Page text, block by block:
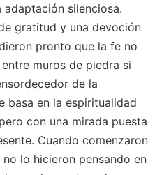
silenciosa.
gratitud y una devoción
pronto que la fe no
muros de piedra si
de la
basa en la espiritualidad
con una mirada puesta
Cuando comenzaron
lo hicieron pensando en